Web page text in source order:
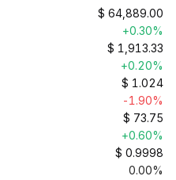
$ 64,889.00
+0.30%
$ 1,913.33
+0.20%
$ 1.024
-1.90%
$ 73.75
+0.60%
$ 0.9998
0.00%